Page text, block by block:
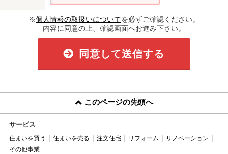
※個人情報の取扱いについてを必ずご確認ください。
内容に同意の上、確認画面へお進み下さい。
同意して送信する
このページの先頭へ
サービス
住まいを買う 住まいを売る 注文住宅 リフォーム
リノベーション
その他事業